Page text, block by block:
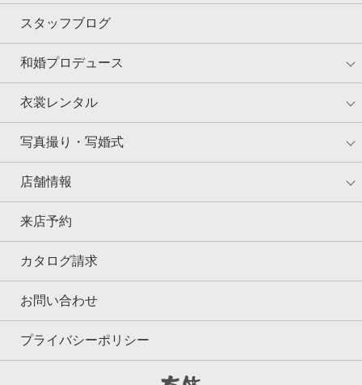
スタッフブログ
和婚プロデュース
衣裳レンタル
写真撮り・写婚式
店舗情報
来店予約
カタログ請求
お問い合わせ
プライバシーポリシー